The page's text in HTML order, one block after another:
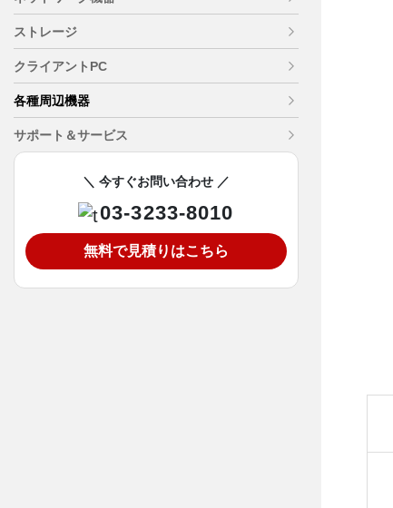
ストレージ
クライアントPC
各種周辺機器
サポート＆サービス
＼ 今すぐお問い合わせ ／
03-3233-8010
無料で見積りはこちら